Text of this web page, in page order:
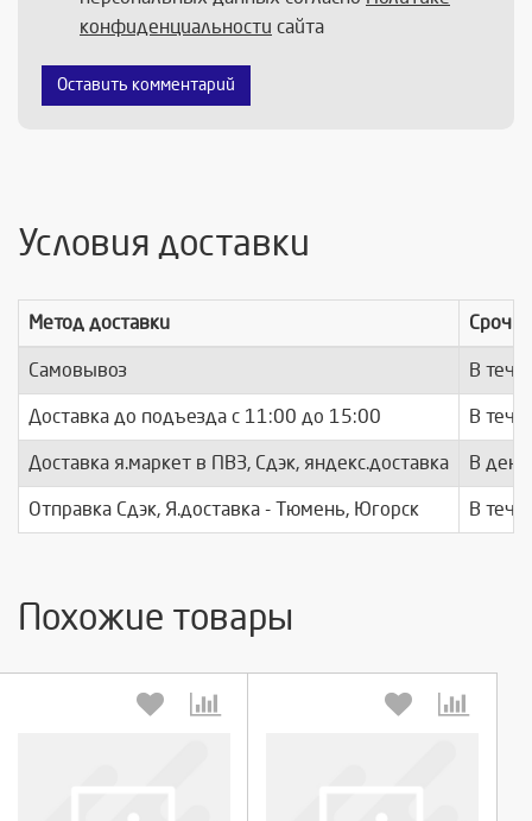
конфиденциальности сайта
Оставить комментарий
Условия доставки
Метод доставки
Самовывоз В
Доставка до подъезда c 11:00 до 15:00 В
Доставка я.маркет в ПВЗ, Сдэк, яндекс.доставка В день
Отправка Сдэк, Я.доставка - Тюмень, Югорск В
Похожие товары